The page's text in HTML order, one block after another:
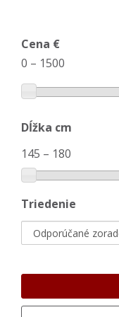
Cena €
0 – 1500
Dĺžka cm
145 – 180
Triedenie